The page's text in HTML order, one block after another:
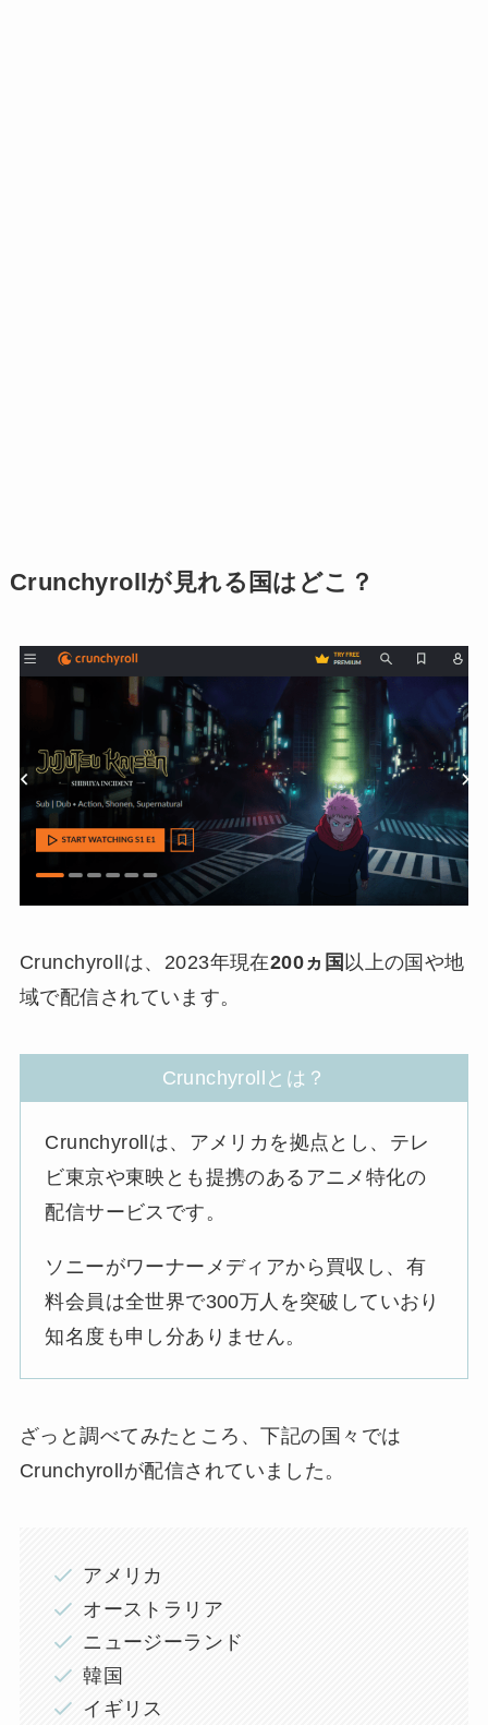
Crunchyrollが見れる国はどこ？
Crunchyrollは、2023年現在200ヵ国 以上の国や地
域で配信されています。
Crunchyrollとは？
Crunchyrollは、アメリカを拠点とし、テレ
ビ東京や東映とも提携のあるアニメ特化の
配信サービスです。
ソニーがワーナーメディアから買収し、有
料会員は全世界で300万人を突破していおり
知名度も申し分ありません。
ざっと調べてみたところ、下記の国々では
Crunchyrollが配信されていました。
アメリカ
オーストラリア
ニュージーランド
韓国
イギリス